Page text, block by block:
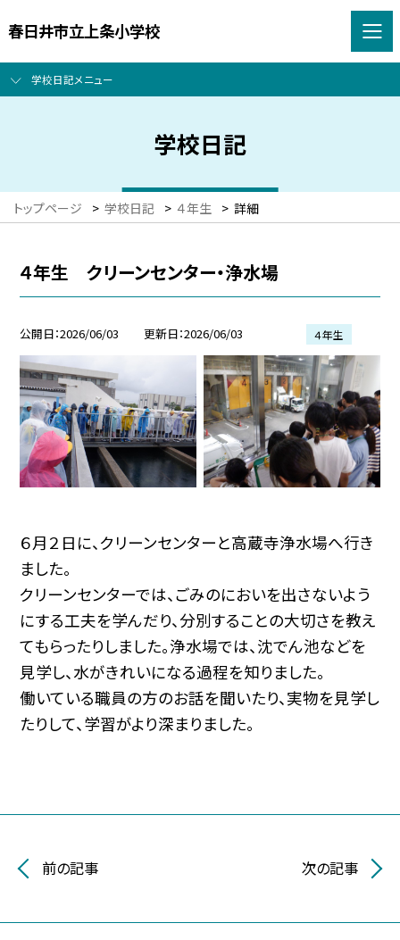
春日井市立上条小学校
学校日記メニュー
学校日記
トップページ > 学校日記 > ４年生 > 詳細
４年生 クリーンセンター・浄水場
公開日 2026/06/03 更新日 2026/06/03 ４年生
６月２日に、クリーンセンターと高蔵寺浄水場へ行き
ました。
クリーンセンターでは、ごみのにおいを出さないよう
にする工夫を学んだり、分別することの大切さを教え
てもらったりしました。浄水場では、沈でん池などを
見学し、水がきれいになる過程を知りました。
働いている職員の方のお話を聞いたり、実物を見学し
たりして、学習がより深まりました。
前の記事 次の記事